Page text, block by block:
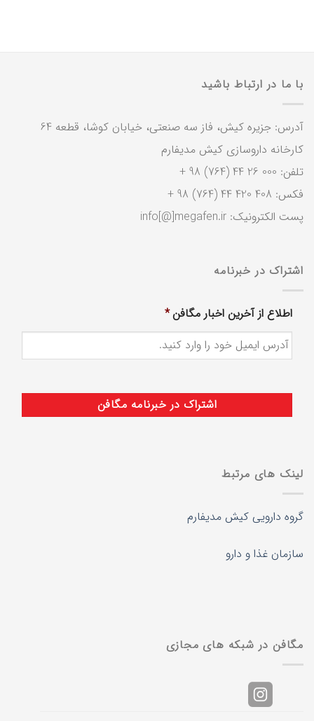
با ما در ارتباط باشید
آدرس: جزیره کیش، فاز سه صنعتی، خیابان کوشا، قطعه 64
کارخانه داروسازی کیش مدیفارم
تلفن: 000 26 44 (764) 98 +
فکس: 408 420 44 (764) 98 +
پست الکترونیک: info[@]megafen.ir
اشتراک در خبرنامه
اطلاع از آخرین اخبار مگافن*
لینک های مرتبط
گروه دارویی کیش مدیفارم
سازمان غذا و دارو
مگافن در شبکه های مجازی